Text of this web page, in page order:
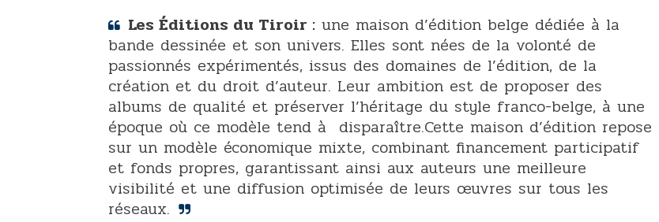
Les Éditions du Tiroir : une maison d’édition belge dédiée à la
bande dessinée et son univers. Elles sont nées de la volonté de
passionnés expérimentés, issus des domaines de l’édition, de la
création et du droit d’auteur.​ Leur ambition est de proposer des
albums de qualité et préserver l’héritage du style franco-belge, à une
époque où ce modèle tend à disparaître.Cette maison d’édition repose
sur un modèle économique mixte, combinant financement participatif
et fonds propres, garantissant ainsi aux auteurs une meilleure
visibilité et une diffusion optimisée de leurs œuvres sur tous les
réseaux.